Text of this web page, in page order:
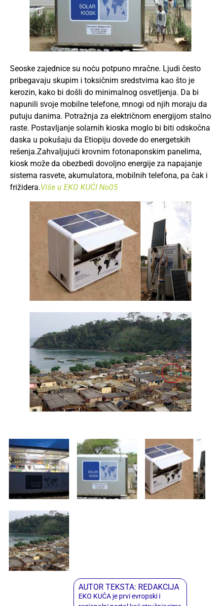
Seoske zajednice su noću potpuno mračne. Ljudi često
pribegavaju skupim i toksičnim sredstvima kao što je
kerozin, kako bi došli do minimalnog osvetljenja. Da bi
napunili svoje mobilne telefone, mnogi od njih moraju da
putuju danima. Potražnja za električnom energijom stalno
raste. Postavljanje solarnih kioska moglo bi biti odskočna
daska u pokušaju da Etiopiju dovede do energetskih
rešenja.Zahvaljujući krovnim fotonaponskim panelima,
kiosk može da obezbedi dovoljno energije za napajanje
sistema rasvete, akumulatora, mobilnih telefona, pa čak i
frižidera.Više u EKO KUĆI No05
AUTOR TEKSTA: REDAKCIJA
EKO KUĆA je prvi evropski i